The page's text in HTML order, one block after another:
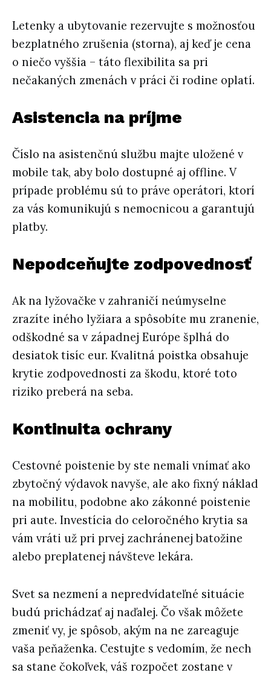
Letenky a ubytovanie rezervujte s možnosťou
bezplatného zrušenia (storna), aj keď je cena
o niečo vyššia – táto flexibilita sa pri
nečakaných zmenách v práci či rodine oplatí.
Asistencia na príjme
Číslo na asistenčnú službu majte uložené v
mobile tak, aby bolo dostupné aj offline. V
prípade problému sú to práve operátori, ktorí
za vás komunikujú s nemocnicou a garantujú
platby.
Nepodceňujte zodpovednosť
Ak na lyžovačke v zahraničí neúmyselne
zrazíte iného lyžiara a spôsobíte mu zranenie,
odškodné sa v západnej Európe šplhá do
desiatok tisíc eur. Kvalitná poistka obsahuje
krytie zodpovednosti za škodu, ktoré toto
riziko preberá na seba.
Kontinuita ochrany
Cestovné poistenie by ste nemali vnímať ako
zbytočný výdavok navyše, ale ako fixný náklad
na mobilitu, podobne ako zákonné poistenie
pri aute. Investícia do celoročného krytia sa
vám vráti už pri prvej zachránenej batožine
alebo preplatenej návšteve lekára.
Svet sa nezmení a nepredvídateľné situácie
budú prichádzať aj naďalej. Čo však môžete
zmeniť vy, je spôsob, akým na ne zareaguje
vaša peňaženka. Cestujte s vedomím, že nech
sa stane čokoľvek, váš rozpočet zostane v